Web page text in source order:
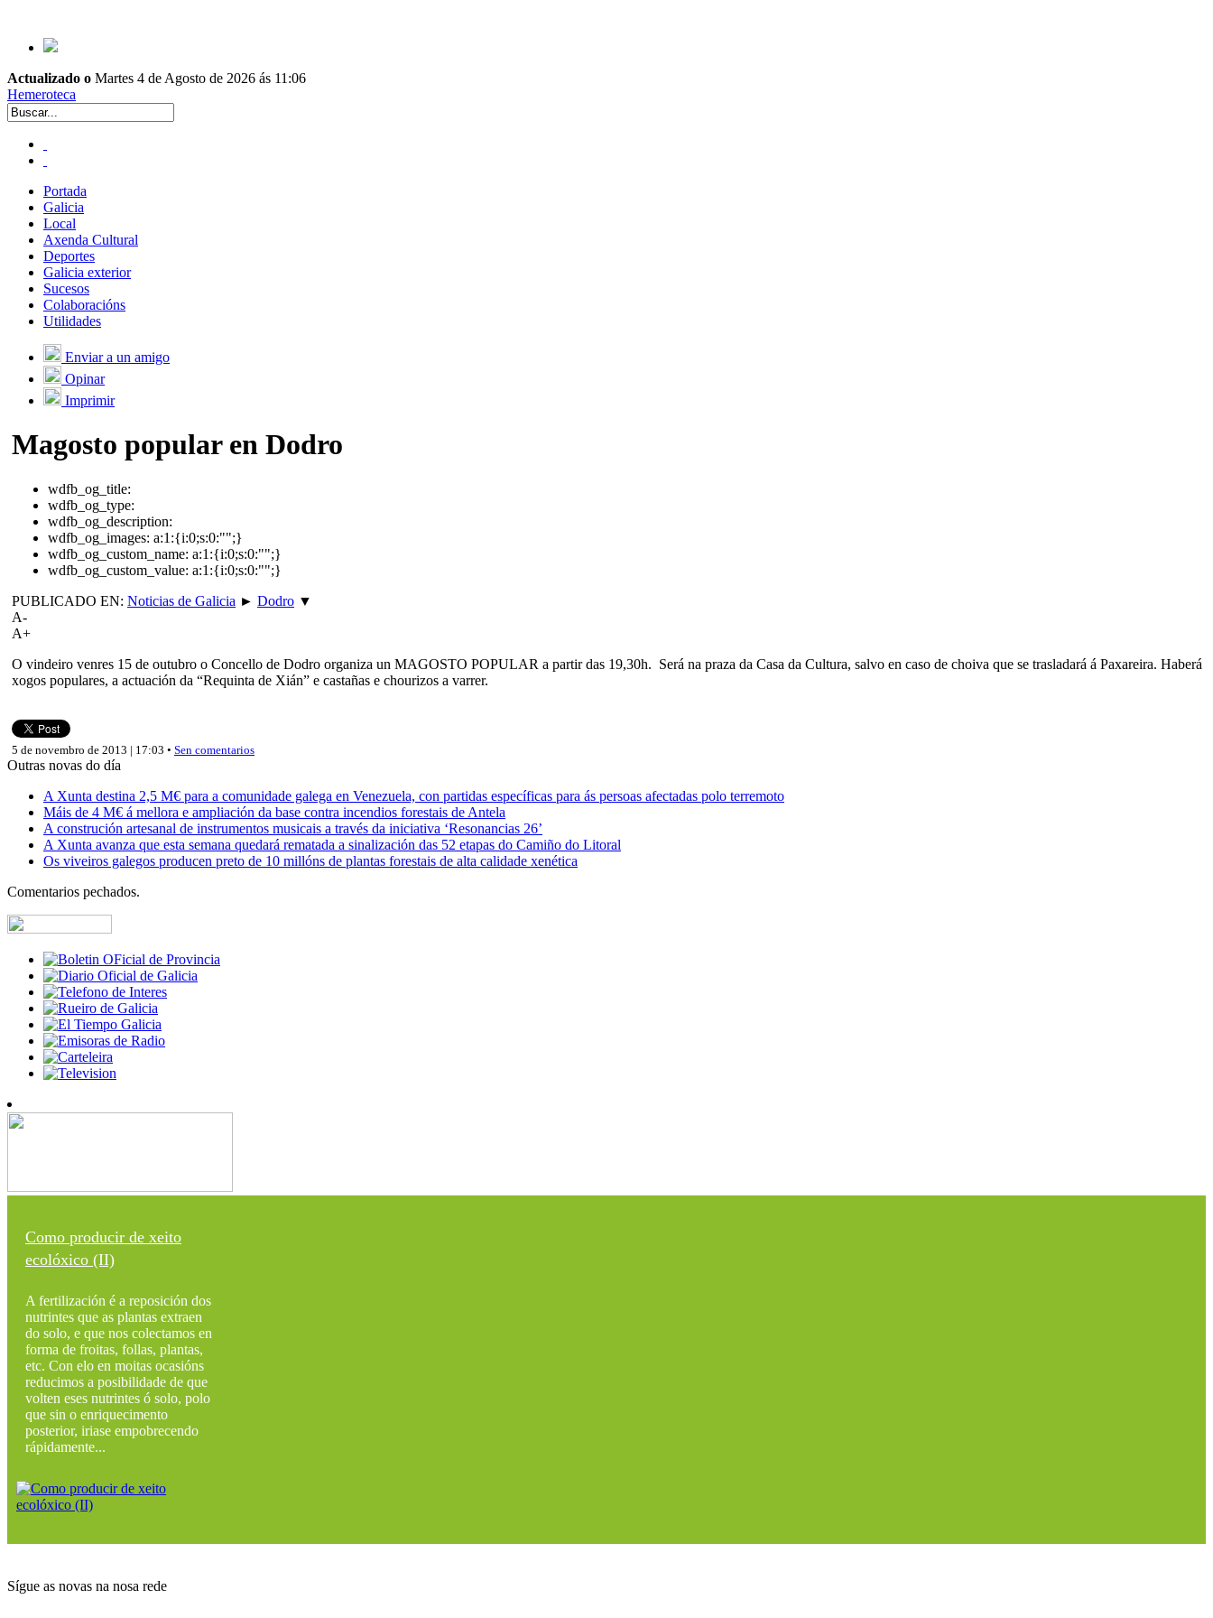
Actualizado o Martes 4 de Agosto de 2026 ás 11:06
Hemeroteca
Portada
Galicia
Local
Axenda Cultural
Deportes
Galicia exterior
Sucesos
Colaboracións
Utilidades
Enviar a un amigo
Opinar
Imprimir
Magosto popular en Dodro
wdfb_og_title:
wdfb_og_type:
wdfb_og_description:
wdfb_og_images: a:1:{i:0;s:0:"";}
wdfb_og_custom_name: a:1:{i:0;s:0:"";}
wdfb_og_custom_value: a:1:{i:0;s:0:"";}
PUBLICADO EN: Noticias de Galicia ► Dodro ▼
A-
A+
O vindeiro venres 15 de outubro o Concello de Dodro organiza un MAGOSTO POPULAR a partir das 19,30h. Será na praza da Casa da Cultura, salvo en caso de choiva que se trasladará á Paxareira. Haberá
xogos populares, a actuación da “Requinta de Xián” e castañas e chourizos a varrer.
5 de novembro de 2013 | 17:03 • Sen comentarios
Outras novas do día
A Xunta destina 2,5 M€ para a comunidade galega en Venezuela, con partidas específicas para ás persoas afectadas polo terremoto
Máis de 4 M€ á mellora e ampliación da base contra incendios forestais de Antela
A construción artesanal de instrumentos musicais a través da iniciativa ‘Resonancias 26’
A Xunta avanza que esta semana quedará rematada a sinalización das 52 etapas do Camiño do Litoral
Os viveiros galegos producen preto de 10 millóns de plantas forestais de alta calidade xenética
Comentarios pechados.
Como producir de xeito
ecolóxico (II)
A fertilización é a reposición dos
nutrintes que as plantas extraen
do solo, e que nos colectamos en
forma de froitas, follas, plantas,
etc. Con elo en moitas ocasións
reducimos a posibilidade de que
volten eses nutrintes ó solo, polo
que sin o enriquecimento
posterior, iriase empobrecendo
rápidamente...
Sígue as novas na nosa rede